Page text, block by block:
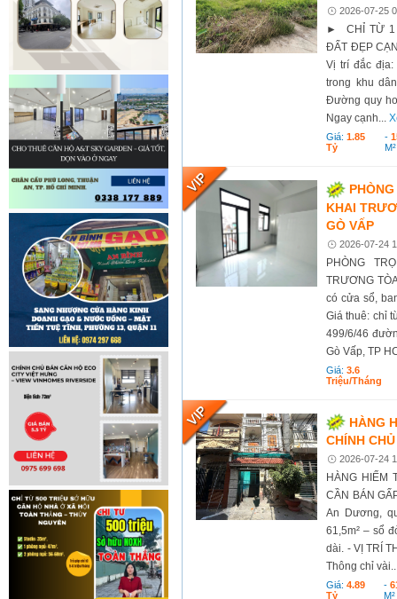
2026-07-25
► CHỈ TỪ 1
ĐẤT ĐẸP
Vị trí đắc địa:
trong khu
Đường quy
Ngay cạnh...
Giá:1.85
Tỷ
-
M²
KHAI
GÒ VẤP
2026-07-24
PHÒNG
TRƯƠNG
có cửa sổ,
Giá thuê: chỉ
499/6/46
Gò Vấp, TP
Giá:3.6
Triệu/tháng
HÀNG
CHÍNH
2026-07-24
HÀNG HIẾM
CẦN BÁN
An Dương,
61,5m² – sổ
dài. - VỊ TRÍ
Thông chỉ
Giá:4.89
Tỷ
-
M²